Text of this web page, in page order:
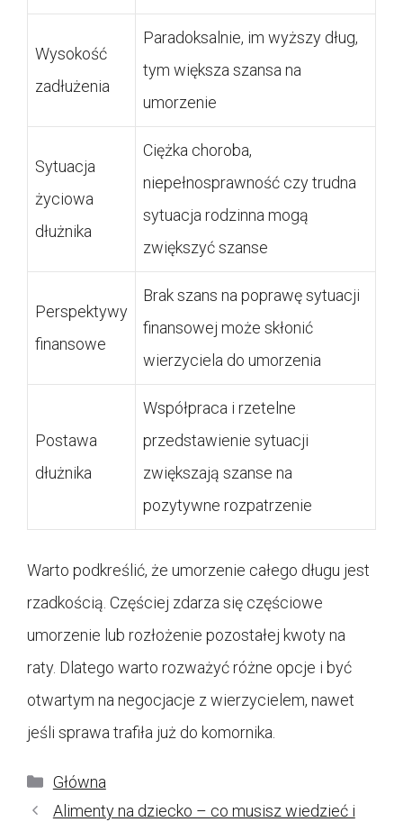
Wysokość
zadłużenia
Paradoksalnie, im wyższy dług,
tym większa szansa na
umorzenie
Sytuacja
życiowa
dłużnika
Ciężka choroba,
niepełnosprawność czy trudna
sytuacja rodzinna mogą
zwiększyć szanse
Perspektywy
finansowe
Brak szans na poprawę sytuacji
finansowej może skłonić
wierzyciela do umorzenia
Postawa
dłużnika
Współpraca i rzetelne
przedstawienie sytuacji
zwiększają szanse na
pozytywne rozpatrzenie
Warto podkreślić, że umorzenie całego długu jest
rzadkością. Częściej zdarza się częściowe
umorzenie lub rozłożenie pozostałej kwoty na
raty. Dlatego warto rozważyć różne opcje i być
otwartym na negocjacje z wierzycielem, nawet
jeśli sprawa trafiła już do komornika.
Kategorie
Główna
Alimenty na dziecko – co musisz wiedzieć i